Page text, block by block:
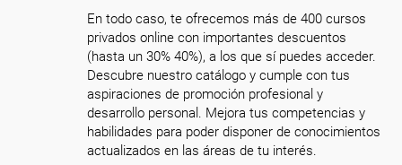
En todo caso, te ofrecemos más de 400 cursos
privados online con importantes descuentos
(hasta un 30% 40%), a los que sí puedes acceder.
Descubre nuestro catálogo y cumple con tus
aspiraciones de promoción profesional y
desarrollo personal. Mejora tus competencias y
habilidades para poder disponer de conocimientos
actualizados en las áreas de tu interés.